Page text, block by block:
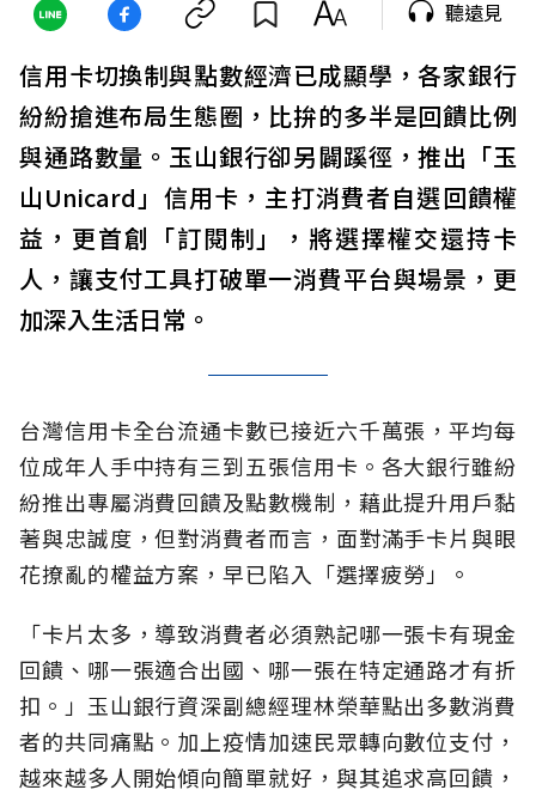
聽遠見
信用卡切換制與點數經濟已成顯學，各家銀行
紛紛搶進布局生態圈，比拚的多半是回饋比例
與通路數量。玉山銀行卻另闢蹊徑，推出「玉
山Unicard」信用卡，主打消費者自選回饋權
益，更首創「訂閱制」，將選擇權交還持卡
人，讓支付工具打破單一消費平台與場景，更
加深入生活日常。
台灣信用卡全台流通卡數已接近六千萬張，平均每
位成年人手中持有三到五張信用卡。各大銀行雖紛
紛推出專屬消費回饋及點數機制，藉此提升用戶黏
著與忠誠度，但對消費者而言，面對滿手卡片與眼
花撩亂的權益方案，早已陷入「選擇疲勞」。
「卡片太多，導致消費者必須熟記哪一張卡有現金
回饋、哪一張適合出國、哪一張在特定通路才有折
扣。」玉山銀行資深副總經理林榮華點出多數消費
者的共同痛點。加上疫情加速民眾轉向數位支付，
越來越多人開始傾向簡單就好，與其追求高回饋，